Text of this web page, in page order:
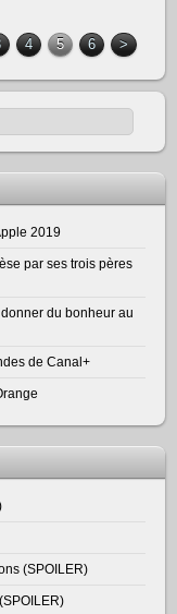
4 5 6 >
2019
par ses trois pères
du bonheur au
de Canal+
(SPOILER)